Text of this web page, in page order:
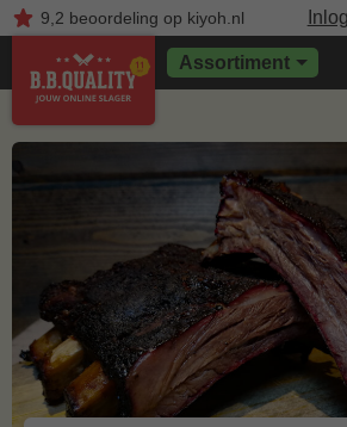
9,2 beoordelingop kiyoh.nl
Assortiment